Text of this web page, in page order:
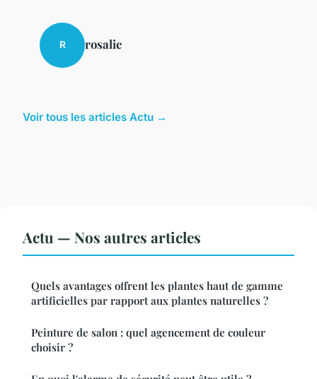
R rosalie
Voir tous les articles Actu →
Actu — Nos autres articles
Quels avantages offrent les plantes haut de gamme
artificielles par rapport aux plantes naturelles ?
Peinture de salon : quel agencement de couleur
choisir ?